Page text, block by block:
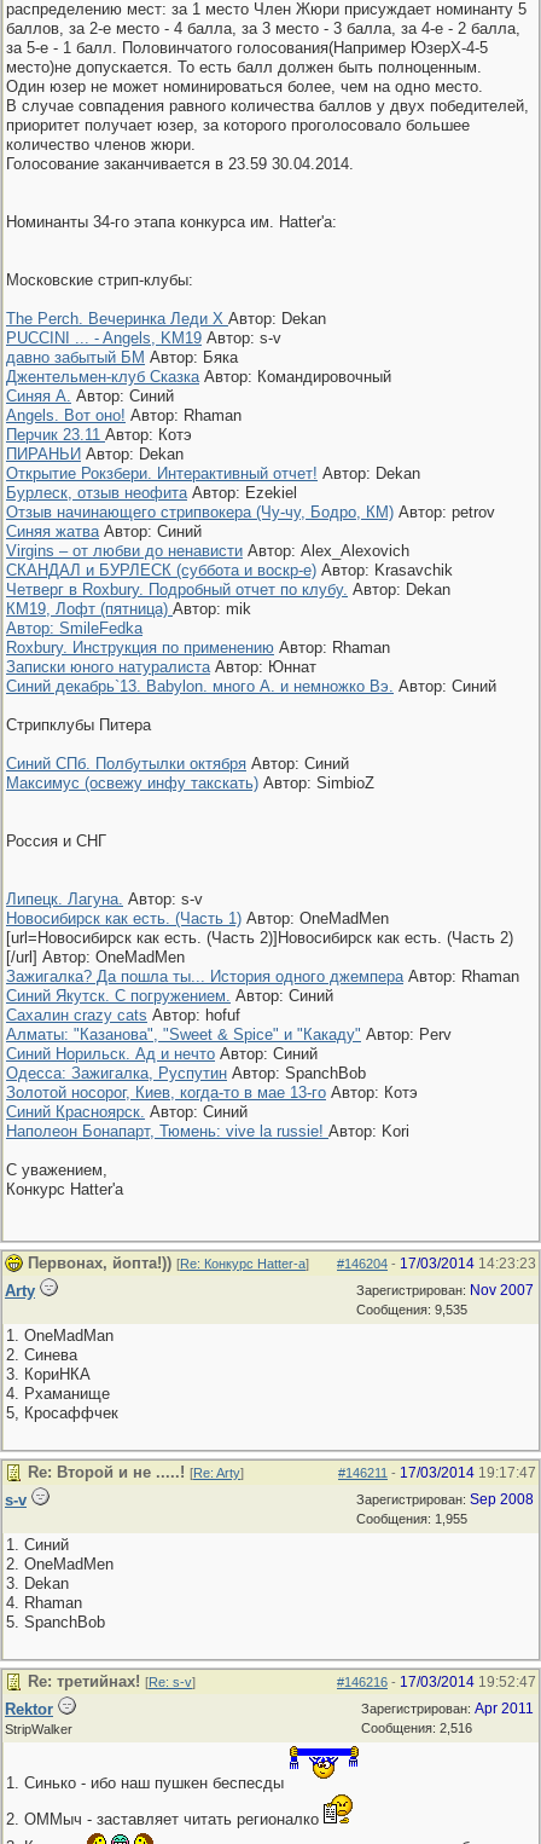
распределению мест: за 1 место Член Жюри присуждает номинанту 5
баллов, за 2-е место - 4 балла, за 3 место - 3 балла, за 4-е - 2 балла,
за 5-е - 1 балл. Половинчатого голосования(Например ЮзерХ-4-5
место)не допускается. То есть балл должен быть полноценным.
Один юзер не может номинироваться более, чем на одно место.
В случае совпадения равного количества баллов у двух победителей,
приоритет получает юзер, за которого проголосовало большее
количество членов жюри.
Голосование заканчивается в 23.59 30.04.2014.
Номинанты 34-го этапа конкурса им. Hatter'a:
Московские стрип-клубы:
The Perch. Вечеринка Леди Х Автор: Dekan
PUCCINI ... - Angels, KM19 Автор: s-v
давно забытый БМ Автор: Бяка
Джентельмен-клуб СказкаАвтор: Командировочный
Синяя А. Автор: Синий
Angels. Вот оно! Автор: Rhaman
Перчик 23.11 Автор: Котэ
ПИРАНЬИ Автор: Dekan
Открытие Рокзбери. Интерактивный отчет! Автор: Dekan
Бурлеск, отзыв неофитаАвтор: Ezekiel
Отзыв начинающего стрипвокера (Чу-чу, Бодро, КМ) Автор: petrov
Синяя жатваАвтор: Синий
Virgins – от любви до ненависти Автор: Alex_Alexovich
СКАНДАЛ и БУРЛЕСК (суббота и воскр-е) Автор: Krasavchik
Четверг в Roxbury. Подробный отчет по клубу. Автор: Dekan
КМ19, Лофт (пятница) Автор: mik
Автор: SmileFedka
Roxbury. Инструкция по применению Автор: Rhaman
Записки юного натуралистаАвтор: Юннат
Синий декабрь`13. Babylon. много А. и немножко Вэ. Автор: Синий
Стрипклубы Питера
Синий СПб. Полбутылки октября Автор: Синий
Максимус (освежу инфу такскать) Автор: SimbioZ
Россия и СНГ
Липецк. Лагуна. Автор: s-v
Новосибирск как есть. (Часть 1) Автор: OneMadMen
[url=Новосибирск как есть. (Часть 2)]Новосибирск как есть. (Часть 2)
[/url] Автор: OneMadMen
Зажигалка? Да пошла ты... История одного джемпераАвтор: Rhaman
Синий Якутск. С погружением. Автор: Синий
Сахалин crazy cats Автор: hofuf
Алматы: "Казанова", "Sweet & Spice" и "Какаду" Автор: Perv
Синий Норильск. Ад и нечто Автор: Синий
Одесса: Зажигалка, Руспутин Автор: SpanchBob
Золотой носорог, Киев, когда-то в мае 13-го Автор: Котэ
Синий Красноярск. Автор: Синий
Наполеон Бонапарт, Тюмень: vive la russie! Автор: Kori
С уважением,
Конкурс Hatter'a
#146204 - 17/03/2014 14:23:23
Первонах, йопта!)) [Re: Конкурс Hatter-a]
Зарегистрирован: Nov 2007
Сообщения: 9,535
Arty
1. OneMadMan
2. Синева
3. КориНКА
4. Рхаманище
5, Кросаффчек
#146211 - 17/03/2014 19:17:47
Re: Второй и не .....! [Re: Arty]
Зарегистрирован: Sep 2008
Сообщения: 1,955
s-v
1. Синий
2. OneMadMen
3. Dekan
4. Rhaman
5. SpanchBob
#146216 - 17/03/2014 19:52:47
Re: третийнах! [Re: s-v]
Зарегистрирован: Apr 2011
Сообщения: 2,516
Rektor
StripWalker
1. Синько - ибо наш пушкен беспесды
2. ОММыч - заставляет читать регионалко